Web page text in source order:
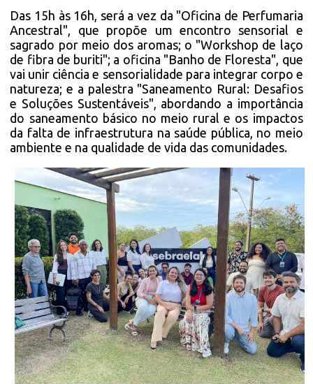
Das 15h às 16h, será a vez da "Oficina de Perfumaria
Ancestral", que propõe um encontro sensorial e
sagrado por meio dos aromas; o "Workshop de laço
de fibra de buriti"; a oficina "Banho de Floresta", que
vai unir ciência e sensorialidade para integrar corpo e
natureza; e a palestra "Saneamento Rural: Desafios
e Soluções Sustentáveis", abordando a importância
do saneamento básico no meio rural e os impactos
da falta de infraestrutura na saúde pública, no meio
ambiente e na qualidade de vida das comunidades.